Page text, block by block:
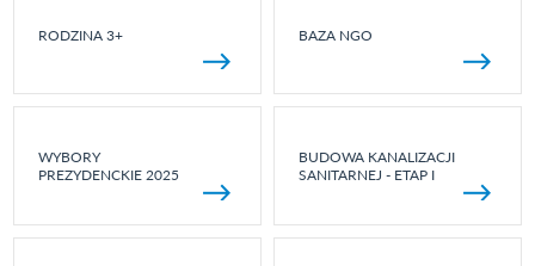
RODZINA 3+ BAZA NGO
WYBORY
PREZYDENCKIE 2025
BUDOWA KANALIZACJI
SANITARNEJ - ETAP I